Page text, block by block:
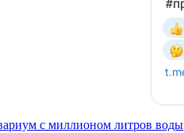
с миллионом литров воды